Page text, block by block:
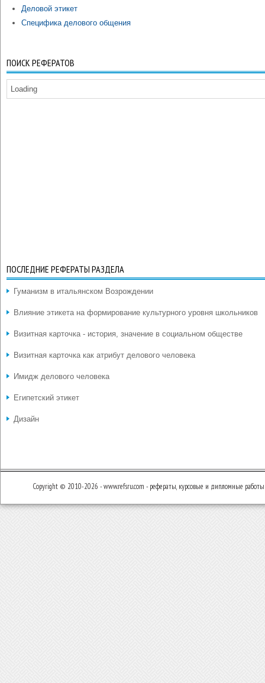
Деловой этикет
Специфика делового общения
ПОИСК РЕФЕРАТОВ
Loading
ПОСЛЕДНИЕ РЕФЕРАТЫ РАЗДЕЛА
Гуманизм в итальянском Возрождении
Влияние этикета на формирование культурного уровня школьников
Визитная карточка - история, значение в социальном обществе
Визитная карточка как атрибут делового человека
Имидж делового человека
Египетский этикет
Дизайн
Copyright © 2010-2026 - www.refsru.com - рефераты, курсовые и дипломные работы